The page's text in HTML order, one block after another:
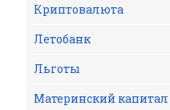
Криптовалюта
Летобанк
Льготы
Материнский капитал